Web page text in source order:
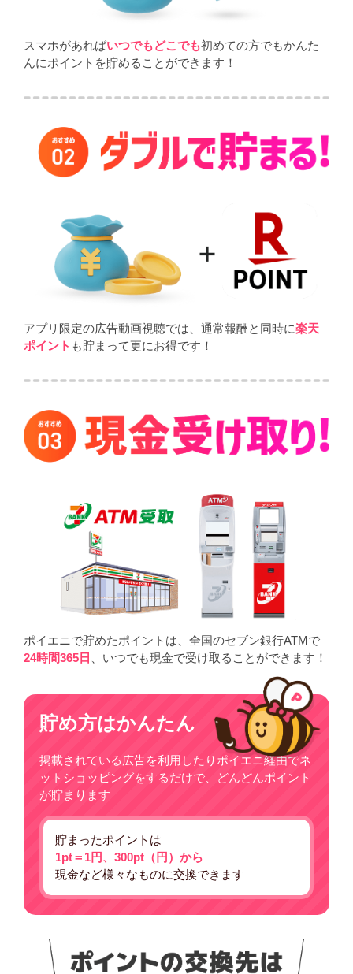
スマホがあればいつでもどこでも初めての方でもかんた
んにポイントを貯めることができます！
アプリ限定の広告動画視聴では、通常報酬と同時に楽天
ポイント も貯まって更にお得です！
ポイエニで貯めたポイントは、全国のセブン銀行ATMで
24時間365日
、いつでも現金で受け取ることができます！
貯め方はかんたん
掲載されている広告を利用したりポイエニ経由でネ
ットショッピングをするだけで、どんどんポイント
が貯まります
貯まったポイントは
1pt＝1円、300pt（円）から
現金など様々なものに交換できます